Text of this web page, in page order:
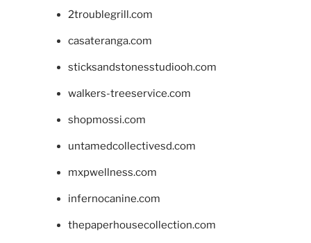
2troublegrill.com
casateranga.com
sticksandstonesstudiooh.com
walkers-treeservice.com
shopmossi.com
untamedcollectivesd.com
mxpwellness.com
infernocanine.com
thepaperhousecollection.com